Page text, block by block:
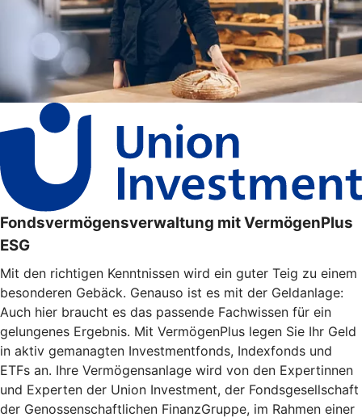
Fondsvermögensverwaltung mit VermögenPlus
ESG
Mit den richtigen Kenntnissen wird ein guter Teig zu einem
besonderen Gebäck. Genauso ist es mit der Geldanlage:
Auch hier braucht es das passende Fachwissen für ein
gelungenes Ergebnis. Mit VermögenPlus legen Sie Ihr Geld
in aktiv gemanagten Investmentfonds, Indexfonds und
ETFs an. Ihre Vermögensanlage wird von den Expertinnen
und Experten der Union Investment, der Fondsgesellschaft
der Genossenschaftlichen FinanzGruppe, im Rahmen einer